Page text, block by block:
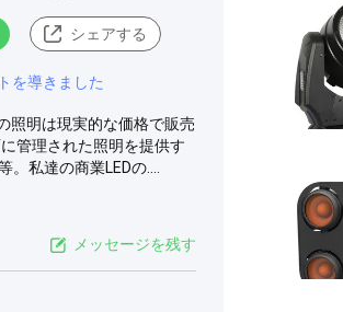
シェアする
を導きました
照明は現実的な価格で販売
管理された照明を提供す
私達の商業LEDの....
メッセージを残す